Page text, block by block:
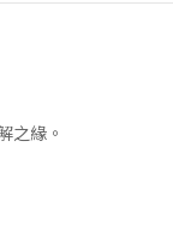
之緣。